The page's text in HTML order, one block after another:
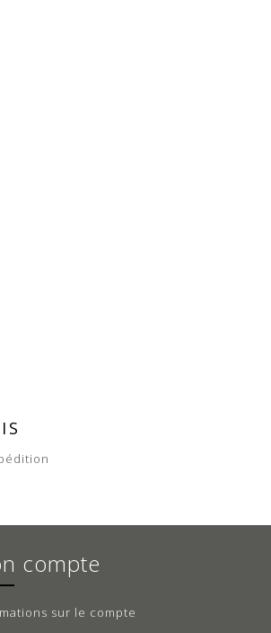
compte
sur le compte